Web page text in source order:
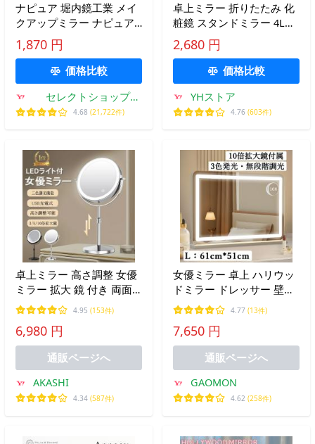
ナピュア 堀内鏡工業 メイ
クアップミラー ナピュア
フォールディングミラーM
メイクアップミラー 卓上
ミラー 特許取得 日本製 角
度調節 ファンデーション
色選び
1,870 円
価格比較
セレクトショップ
AQUA・アクア
4.68 (21,722件)
卓上ミラー 折りたたみ 化
粧鏡 スタンドミラー 4Lサ
イズ レザー 角度調整 12色
25cm×35cm 大きい 鏡 メ
イクアップ
2,680 円
価格比較
YHストア
4.76 (603件)
卓上ミラー 高さ調整 女優
ミラー 拡大 鏡 付き 両面
ミラー 3倍5倍10倍拡大鏡
女優ミラー 卓上 丸 おしゃ
れ 卓上 鏡 かわいい 円形
ミラー 卓上ミラー ライト
4.95 (153件)
6,980 円
通販ページへ
AKASHI
4.34 (587件)
女優ミラー 卓上 ハリウッ
ドミラー ドレッサー 壁掛
け 電球 化粧鏡 ライト付き
拡大鏡 LED化粧鏡 卓上ミ
ラー 化粧ミラー L
4.77 (13件)
7,650 円
通販ページへ
GAOMON
4.62 (258件)